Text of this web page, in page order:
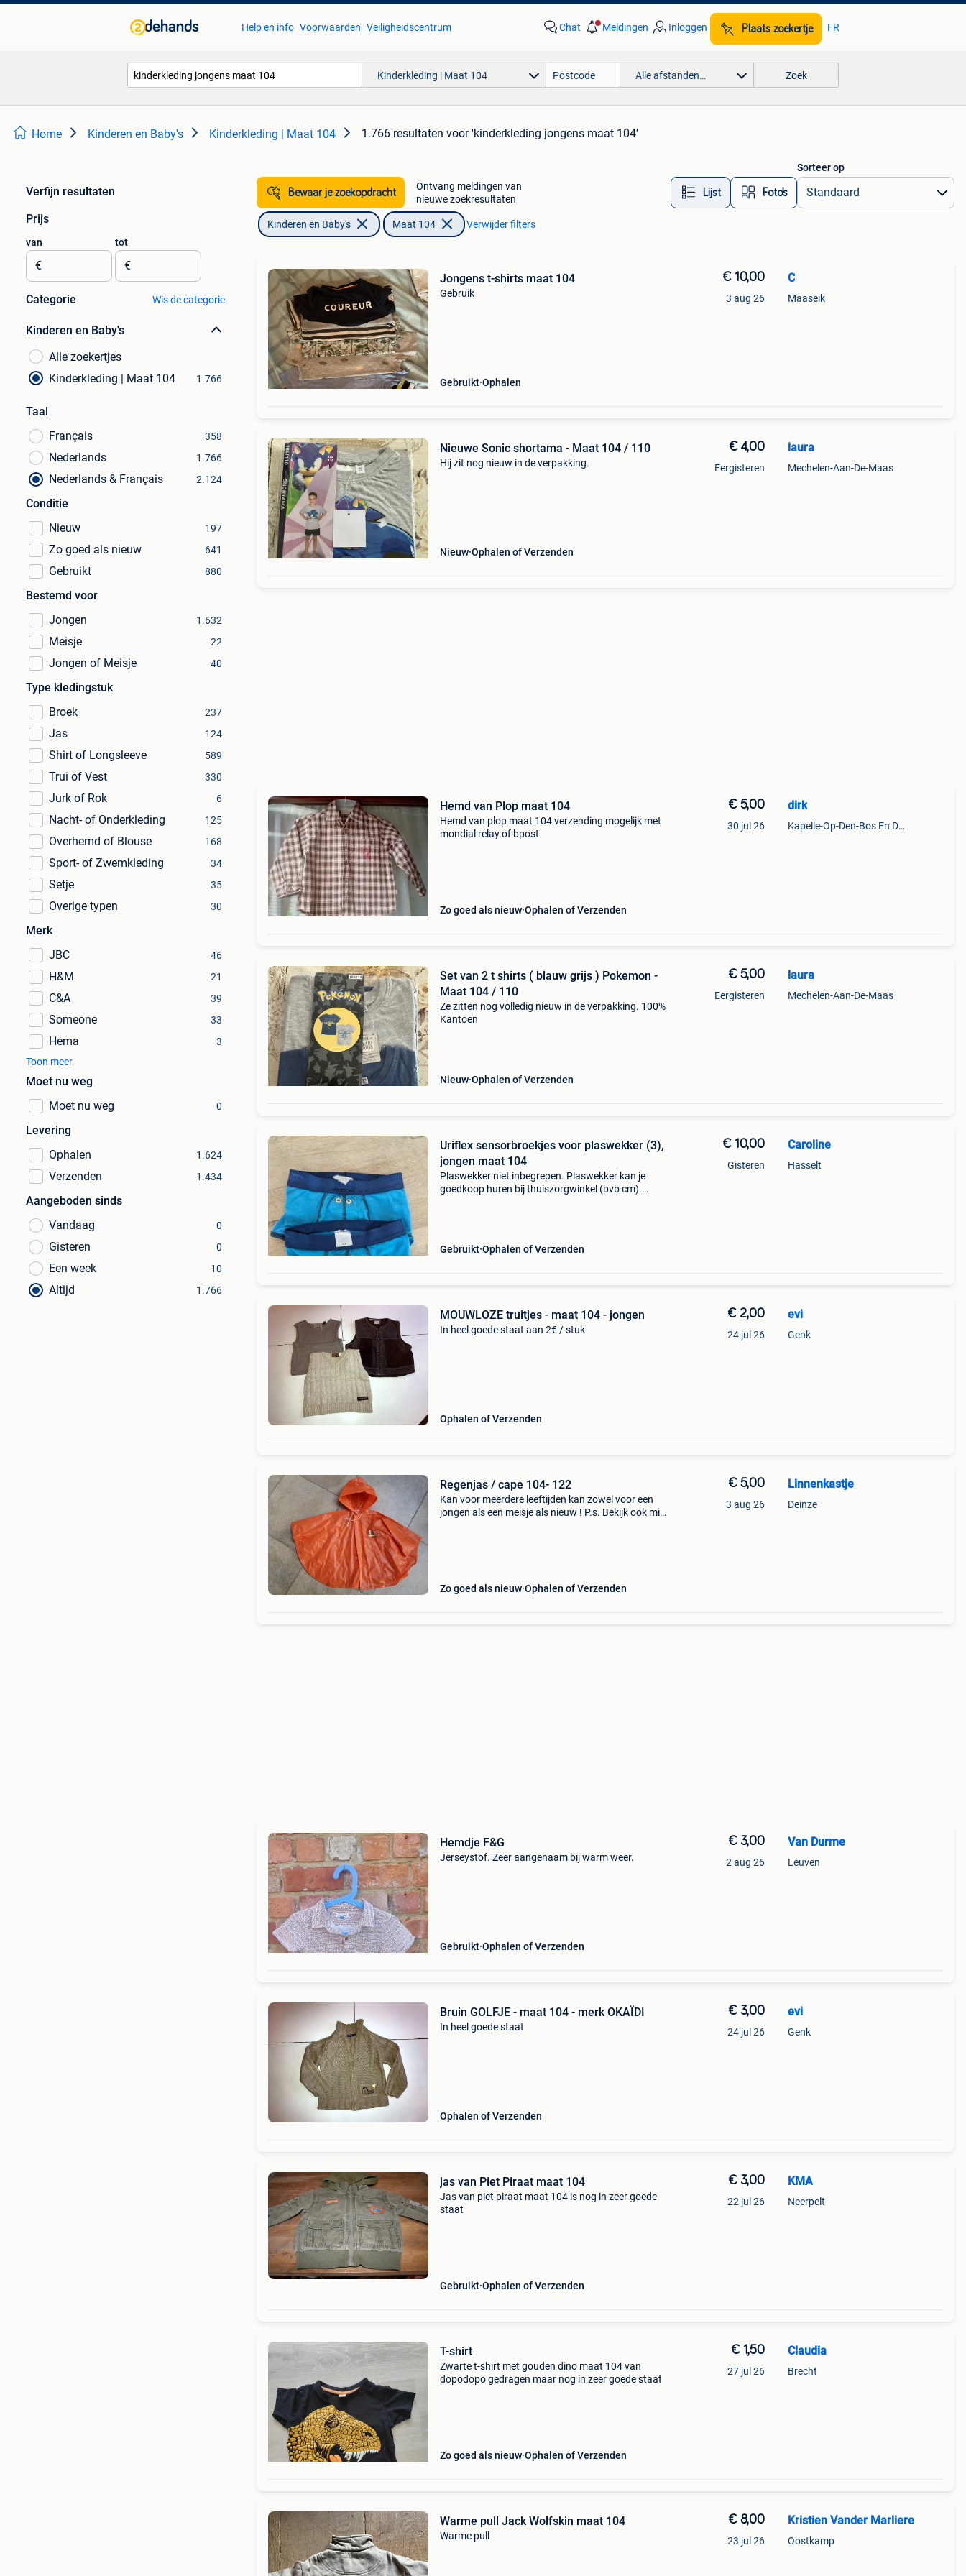
Help en info Voorwaarden Veiligheidscentrum Chat Meldingen Inloggen Plaats zoekertje FR
Kinderkleding | Maat 104 Alle afstanden… Zoek
Home Kinderen en Baby's Kinderkleding | Maat 104 1.766 resultaten voor 'kinderkleding jongens maat 104'
Verfijn resultaten
Prijs
van
€
tot
€
Categorie Wis de categorie
Kinderen en Baby's
Alle zoekertjes
Kinderkleding | Maat 104
1.766
Taal
Français
358
Nederlands 1.766
Nederlands & Français 2.124
Conditie
Nieuw
197
Zo goed als nieuw 641
Gebruikt 880
Bestemd voor
Jongen
1.632
Meisje 22
Jongen of Meisje 40
Type kledingstuk
Broek
237
Jas 124
Shirt of Longsleeve 589
Trui of Vest 330
Jurk of Rok 6
Nacht- of Onderkleding 125
Overhemd of Blouse 168
Sport- of Zwemkleding 34
Setje 35
Overige typen 30
Merk
JBC
46
H&M 21
C&A 39
Someone 33
Hema
3
Toon meer
Moet nu weg
Moet nu weg
0
Levering
Ophalen
1.624
Verzenden 1.434
Aangeboden sinds
Vandaag
0
Gisteren 0
Een week 10
Altijd 1.766
Bewaar je zoekopdracht
Ontvang meldingen van
nieuwe zoekresultaten
Lijst Foto’s
Sorteer op
Kinderen en Baby's Maat 104 Verwijder filters
Jongens t-shirts maat 104
Gebruik
Gebruikt Ophalen
€ 10,00
3 aug 26
C
Maaseik
Nieuwe Sonic shortama - Maat 104 / 110
Hij zit nog nieuw in de verpakking.
Nieuw Ophalen of Verzenden
€ 4,00
Eergisteren
laura
Mechelen-Aan-De-Maas
Hemd van Plop maat 104
Hemd van plop maat 104 verzending mogelijk met
mondial relay of bpost
Zo goed als nieuw Ophalen of Verzenden
€ 5,00
30 jul 26
dirk
Kapelle-Op-Den-Bos En Deel Van Zemst
Set van 2 t shirts ( blauw grijs ) Pokemon -
Maat 104 / 110
Ze zitten nog volledig nieuw in de verpakking. 100%
Kantoen
Nieuw Ophalen of Verzenden
€ 5,00
Eergisteren
laura
Mechelen-Aan-De-Maas
Uriflex sensorbroekjes voor plaswekker (3),
jongen maat 104
Plaswekker niet inbegrepen. Plaswekker kan je
goedkoop huren bij thuiszorgwinkel (bvb cm).
Gebruikt Ophalen of Verzenden
€ 10,00
Gisteren
Caroline
Hasselt
MOUWLOZE truitjes - maat 104 - jongen
In heel goede staat aan 2€ / stuk
Ophalen of Verzenden
€ 2,00
24 jul 26
evi
Genk
Regenjas / cape 104- 122
Kan voor meerdere leeftijden kan zowel voor een
jongen als een meisje als nieuw ! P.s. Bekijk ook mijn
Zo goed als nieuw Ophalen of Verzenden
€ 5,00
3 aug 26
Linnenkastje
Deinze
Hemdje F&G
Jerseystof. Zeer aangenaam bij warm weer.
Gebruikt Ophalen of Verzenden
€ 3,00
2 aug 26
Van Durme
Leuven
Bruin GOLFJE - maat 104 - merk OKAÏDI
In heel goede staat
Ophalen of Verzenden
€ 3,00
24 jul 26
evi
Genk
jas van Piet Piraat maat 104
Jas van piet piraat maat 104 is nog in zeer goede
staat
Gebruikt Ophalen of Verzenden
€ 3,00
22 jul 26
KMA
Neerpelt
T-shirt
Zwarte t-shirt met gouden dino maat 104 van
dopodopo gedragen maar nog in zeer goede staat
Zo goed als nieuw Ophalen of Verzenden
€ 1,50
27 jul 26
Claudia
Brecht
Warme pull Jack Wolfskin maat 104
Warme pull
€ 8,00
23 jul 26
Kristien Vander Marliere
Oostkamp